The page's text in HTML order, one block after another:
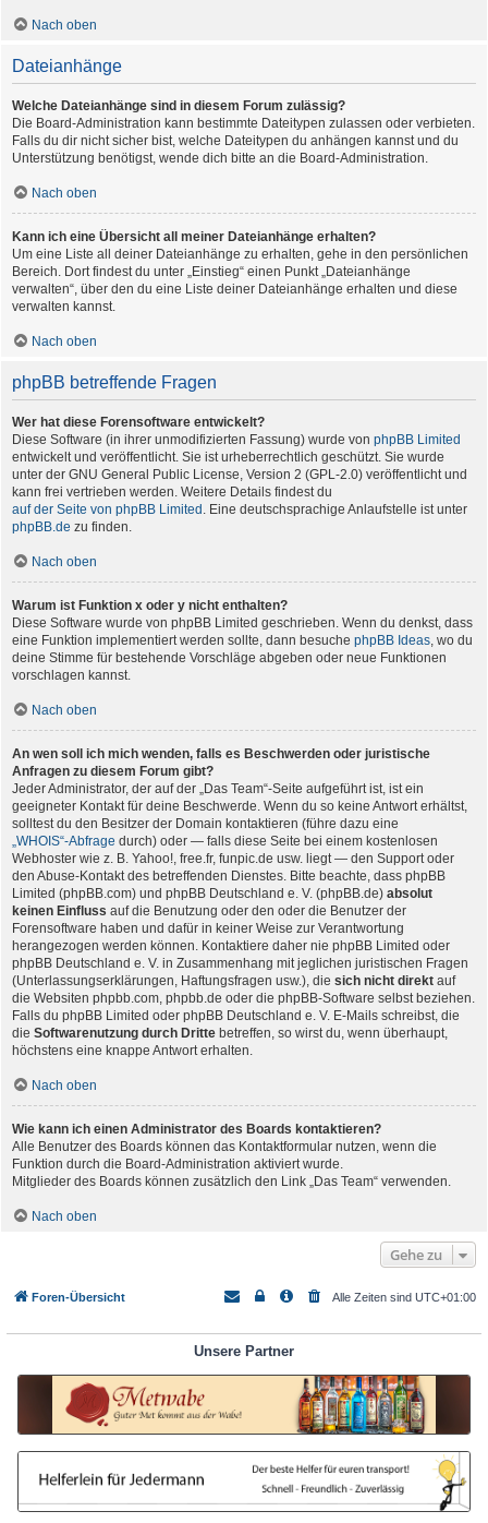
Nach oben
Dateianhänge
Welche Dateianhänge sind in diesem Forum zulässig?
Die Board-Administration kann bestimmte Dateitypen zulassen oder verbieten.
Falls du dir nicht sicher bist, welche Dateitypen du anhängen kannst und du
Unterstützung benötigst, wende dich bitte an die Board-Administration.
Nach oben
Kann ich eine Übersicht all meiner Dateianhänge erhalten?
Um eine Liste all deiner Dateianhänge zu erhalten, gehe in den persönlichen
Bereich. Dort findest du unter „Einstieg“ einen Punkt „Dateianhänge
verwalten“, über den du eine Liste deiner Dateianhänge erhalten und diese
verwalten kannst.
Nach oben
phpBB betreffende Fragen
Wer hat diese Forensoftware entwickelt?
Diese Software (in ihrer unmodifizierten Fassung) wurde von phpBB Limited
entwickelt und veröffentlicht. Sie ist urheberrechtlich geschützt. Sie wurde
unter der GNU General Public License, Version 2 (GPL-2.0) veröffentlicht und
kann frei vertrieben werden. Weitere Details findest du
auf der Seite von phpBB Limited . Eine deutschsprachige Anlaufstelle ist unter
phpBB.de zu finden.
Nach oben
Warum ist Funktion x oder y nicht enthalten?
Diese Software wurde von phpBB Limited geschrieben. Wenn du denkst, dass
eine Funktion implementiert werden sollte, dann besuche phpBB Ideas, wo du
deine Stimme für bestehende Vorschläge abgeben oder neue Funktionen
vorschlagen kannst.
Nach oben
An wen soll ich mich wenden, falls es Beschwerden oder juristische
Anfragen zu diesem Forum gibt?
Jeder Administrator, der auf der „Das Team“-Seite aufgeführt ist, ist ein
geeigneter Kontakt für deine Beschwerde. Wenn du so keine Antwort erhältst,
solltest du den Besitzer der Domain kontaktieren (führe dazu eine
„WHOIS“-Abfrage durch) oder — falls diese Seite bei einem kostenlosen
Webhoster wie z. B. Yahoo!, free.fr, funpic.de usw. liegt — den Support oder
den Abuse-Kontakt des betreffenden Dienstes. Bitte beachte, dass phpBB
Limited (phpBB.com) und phpBB Deutschland e. V. (phpBB.de) absolut
keinen Einfluss auf die Benutzung oder den oder die Benutzer der
Forensoftware haben und dafür in keiner Weise zur Verantwortung
herangezogen werden können. Kontaktiere daher nie phpBB Limited oder
phpBB Deutschland e. V. in Zusammenhang mit jeglichen juristischen Fragen
(Unterlassungserklärungen, Haftungsfragen usw.), die sich nicht direkt auf
die Websiten phpbb.com, phpbb.de oder die phpBB-Software selbst beziehen.
Falls du phpBB Limited oder phpBB Deutschland e. V. E-Mails schreibst, die
die Softwarenutzung durch Dritte betreffen, so wirst du, wenn überhaupt,
höchstens eine knappe Antwort erhalten.
Nach oben
Wie kann ich einen Administrator des Boards kontaktieren?
Alle Benutzer des Boards können das Kontaktformular nutzen, wenn die
Funktion durch die Board-Administration aktiviert wurde.
Mitglieder des Boards können zusätzlich den Link „Das Team“ verwenden.
Nach oben
Gehe zu
Foren-Übersicht Alle Zeiten sind UTC+01:00
Unsere Partner